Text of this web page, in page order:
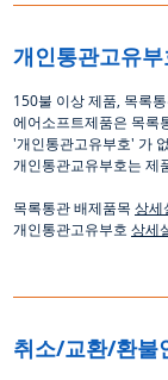
개인통관고유
150불 이상 제품 목록
에어소프트제품은 목록
'개인통관고유부호' 가
개인통관교유부호는 제
목록통관 배제품목 상세
개인통관고유부호 상세
취소/교환/환불